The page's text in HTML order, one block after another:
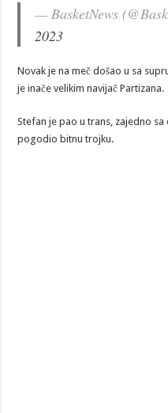
— BasketNews
2023
Novak je na meč došao u sa
je inače velikim navijač Partizana.
Stefan je pao u trans, zajedno
pogodio bitnu trojku.